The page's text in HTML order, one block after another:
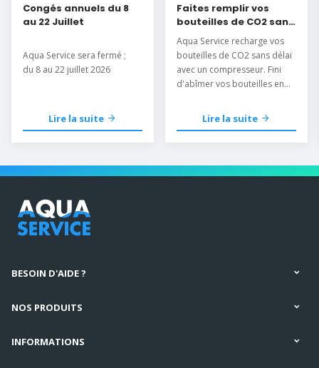
Congés annuels du 8
au 22 Juillet
Aqua Service sera fermé ;
du 8 au 22 juillet 2026
Lire la suite
Faites remplir vos
bouteilles de CO2 sans
délai
Aqua Service recharge vos
bouteilles de CO2 sans délai
avec un compresseur. Fini
d'abîmer vos bouteilles en
Lire la suite
BESOIN D'AIDE ?
NOS PRODUITS
INFORMATIONS